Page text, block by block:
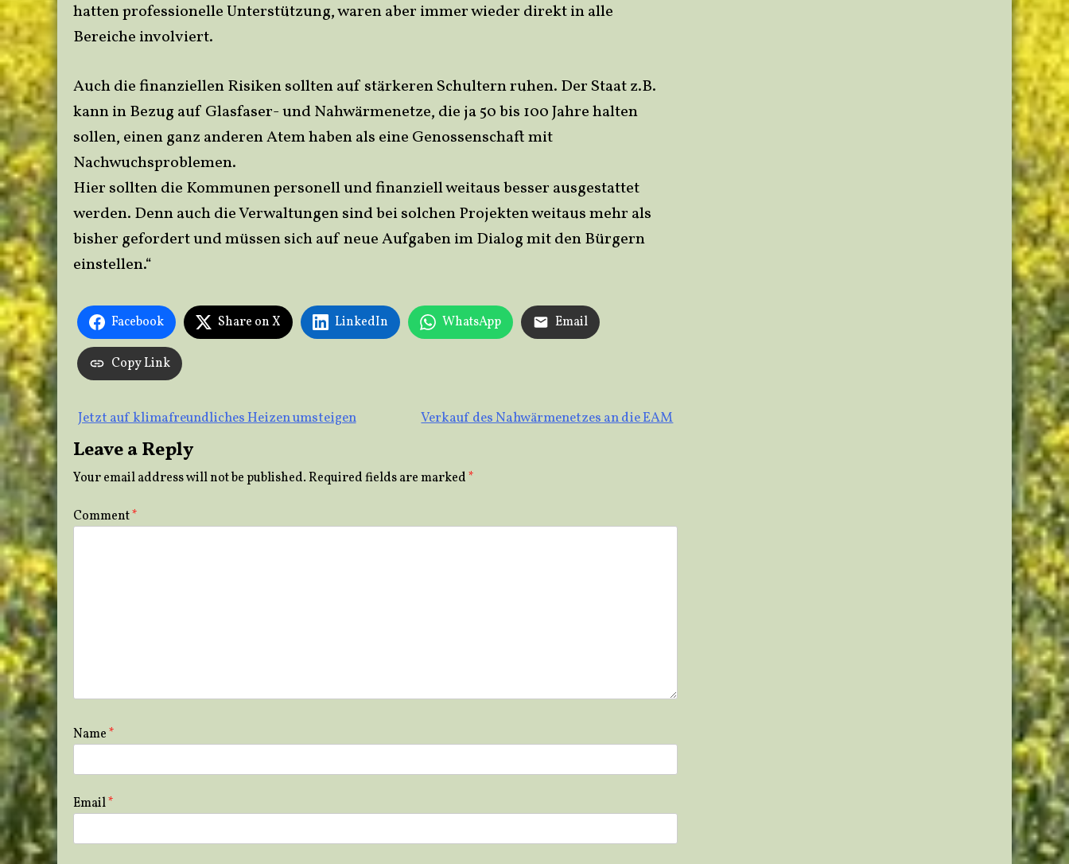
hatten professionelle Unterstützung, waren aber immer wieder direkt in alle
Bereiche involviert.
Auch die finanziellen Risiken sollten auf stärkeren Schultern ruhen. Der Staat z.B.
kann in Bezug auf Glasfaser- und Nahwärmenetze, die ja 50 bis 100 Jahre halten
sollen, einen ganz anderen Atem haben als eine Genossenschaft mit
Nachwuchsproblemen.
Hier sollten die Kommunen personell und finanziell weitaus besser ausgestattet
werden. Denn auch die Verwaltungen sind bei solchen Projekten weitaus mehr als
bisher gefordert und müssen sich auf neue Aufgaben im Dialog mit den Bürgern
einstellen.“
Facebook Share on X LinkedIn WhatsApp Email
Copy Link
Post
navigation
Jetzt auf klimafreundliches Heizen umsteigen Verkauf des Nahwärmenetzes an die EAM
Leave a Reply
Your email address will not be published.Required fields are marked*
Comment*
Name*
Email*